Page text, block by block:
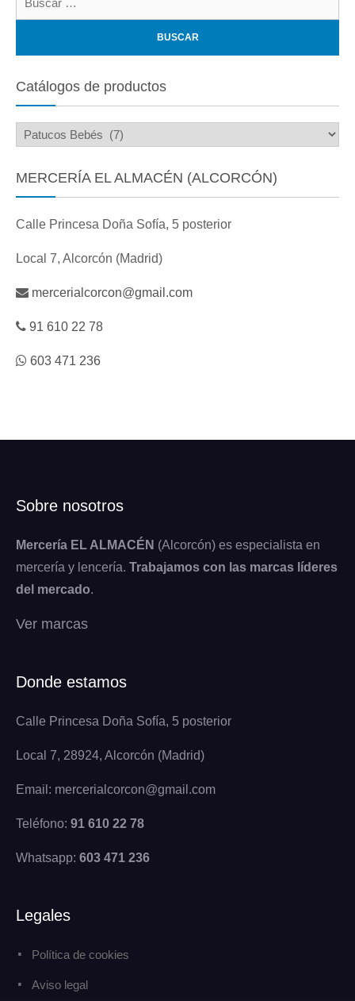
Catálogos de productos
MERCERÍA EL ALMACÉN (ALCORCÓN)
Calle Princesa Doña Sofía, 5 posterior
Local 7, Alcorcón (Madrid)
mercerialcorcon@gmail.com
91 610 22 78
603 471 236
Sobre nosotros
Mercería EL ALMACÉN (Alcorcón) es especialista en
mercería y lencería. Trabajamos con las marcas líderes
del mercado.
Ver marcas
Donde estamos
Calle Princesa Doña Sofía, 5 posterior
Local 7, 28924, Alcorcón (Madrid)
Email: mercerialcorcon@gmail.com
Teléfono: 91 610 22 78
Whatsapp: 603 471 236
Legales
Política de cookies
Aviso legal